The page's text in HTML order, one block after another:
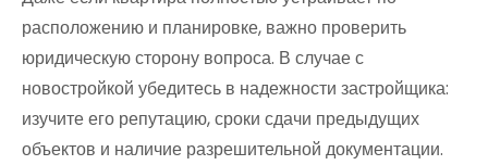
расположению и планировке, важно проверить
юридическую сторону вопроса. В случае с
новостройкой убедитесь в надежности застройщика:
изучите его репутацию, сроки сдачи предыдущих
объектов и наличие разрешительной документации.